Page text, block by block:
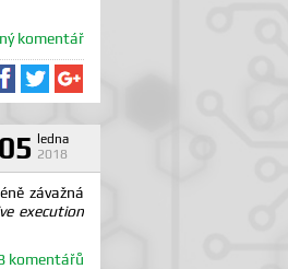
komentář
Sdílet na Facebooku
Sdílet na Twitteru
05
ledna
2018
závažná
execution
komentářů